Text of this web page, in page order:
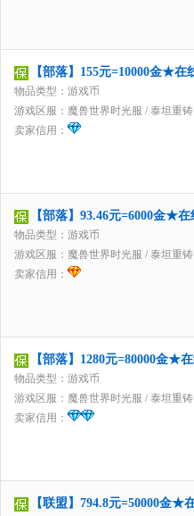
【部落】155元=10000金★
物品类型：游戏币
游戏区服： 魔兽世界时光服 / 泰坦重铸
卖家信用：
【部落】93.46元=6000金★
物品类型：游戏币
游戏区服： 魔兽世界时光服 / 泰坦重铸
卖家信用：
【部落】1280元=80000金★
物品类型：游戏币
游戏区服： 魔兽世界时光服 / 泰坦重铸
卖家信用：
【联盟】794.8元=50000金